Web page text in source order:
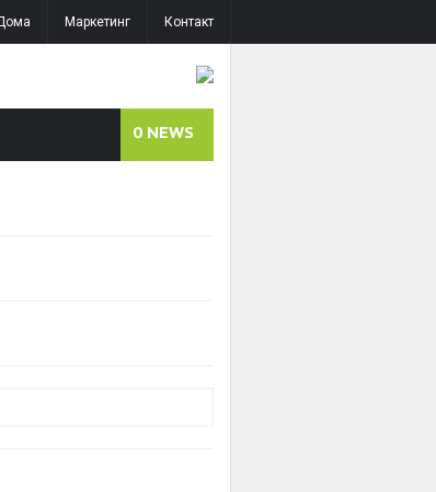
Маркетинг Контакт
0 NEWS